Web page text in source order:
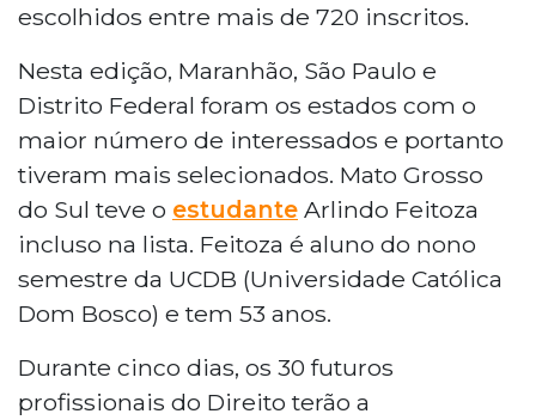
escolhidos entre mais de 720 inscritos.
Nesta edição, Maranhão, São Paulo e
Distrito Federal foram os estados com o
maior número de interessados e portanto
tiveram mais selecionados. Mato Grosso
do Sul teve o estudante Arlindo Feitoza
incluso na lista. Feitoza é aluno do nono
semestre da UCDB (Universidade Católica
Dom Bosco) e tem 53 anos.
Durante cinco dias, os 30 futuros
profissionais do Direito terão a